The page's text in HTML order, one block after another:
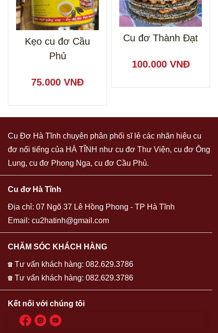
Kẹo cu đơ Cầu
Phủ
75.000 VNĐ
Cu đơ Thành Đạt
100.000 VNĐ
Cu Đơ Hà Tĩnh chuyên phân phối sĩ lẻ các nhãn hiệu cu
đơ nổi tiếng của HÀ TĨNH như cu đơ Thư Viện, cu đơ Ông
Lung, cu đơ Phong Nga, cu đơ Cầu Phủ.
Cu đơ Hà Tĩnh
Địa chỉ: 07 Ngõ 37 Lê Hồng Phong - TP Hà Tĩnh
Email: cu2hatinh@gmail.com
CHĂM SÓC KHÁCH HÀNG
☎ Tư vấn khách hàng: 082.629.3786
☎ Tư vấn khách hàng: 082.629.3786
Kết nối với chúng tôi